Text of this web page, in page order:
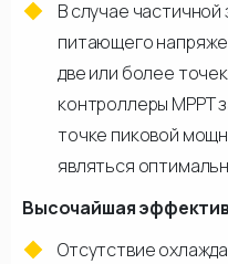
В случае
питающего
две или более
контроллеры МРРТ
точке пиковой
являться
Высочайшая
Отсутствие